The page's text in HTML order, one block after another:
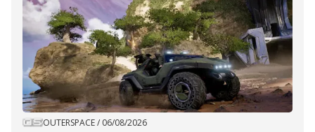
OUTERSPACE/ 06/08/2026